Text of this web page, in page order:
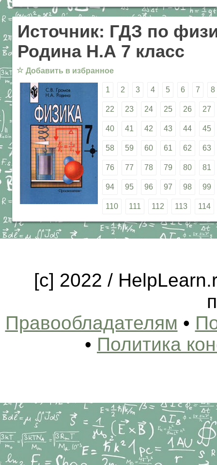
Источник: ГДЗ по
Родина Н.А 7 класс
☆ Добавить в избранное
1 2 3 4 5 6 7 8
22 23 24 25 26 27
40 41 42 43 44 45
58 59 60 61 62 63
76 77 78 79 80 81
94 95 96 97 98 99
110 111 112 113 114
[c] 2022 /
Правообладателям •
• Политика